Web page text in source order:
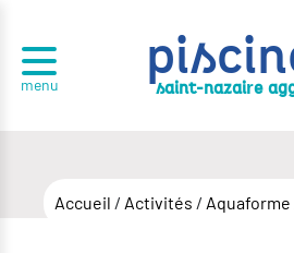
menu saint-nazaire
Accueil / Activités / Aquaforme